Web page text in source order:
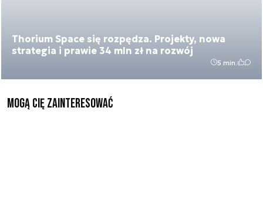
Thorium Space się rozpędza. Projekty, nowa
strategia i prawie 34 mln zł na rozwój
5 min.
Mogą Cię zainteresować